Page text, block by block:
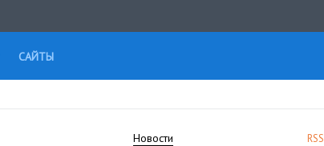
САЙТЫ
RSS
Новости